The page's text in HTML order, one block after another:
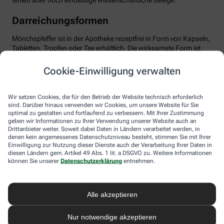
Cookie-Einwilligung verwalten
Wir setzen Cookies, die für den Betrieb der Website technisch erforderlich
sind. Darüber hinaus verwenden wir Cookies, um unsere Website für Sie
optimal zu gestalten und fortlaufend zu verbessern. Mit Ihrer Zustimmung
geben wir Informationen zu Ihrer Verwendung unserer Website auch an
Drittanbieter weiter. Soweit dabei Daten in Ländern verarbeitet werden, in
denen kein angemessenes Datenschutzniveau besteht, stimmen Sie mit Ihrer
Einwilligung zur Nutzung dieser Dienste auch der Verarbeitung Ihrer Daten in
diesen Ländern gem. Artikel 49 Abs. 1 lit. a DSGVO zu. Weitere Informationen
können Sie unserer Datenschutzerklärung entnehmen.
Alle akzeptieren
Nur notwendige akzeptieren
Darreichungsformen
Mönchspfeffer ist in der Apotheke rezeptfrei in Form von Kapseln,
Tabletten, Tropfen oder Tee erhältlich. Die wirksamste Form ist
mg pro Tag. Wichtig: Man sollte Geduld haben und das Präparat
mindestens über drei Menstruationszyklen einnehmen, bis sich
Regel gut verträglich. Dennoch sollten Sie die Anwendung ärztlich
besprechen, besonders bei gleichzeitiger Einnahme von
Medikamenten, die auf Dopamin-Rezeptoren wirken,
beispielsweise bei psychischen Erkrankungen. Ebenso sollte
Mönchspfeffer nicht in Schwangerschaft oder Stillzeit
eingenommen werden, da er u.a. die Milchproduktion stören
kann.